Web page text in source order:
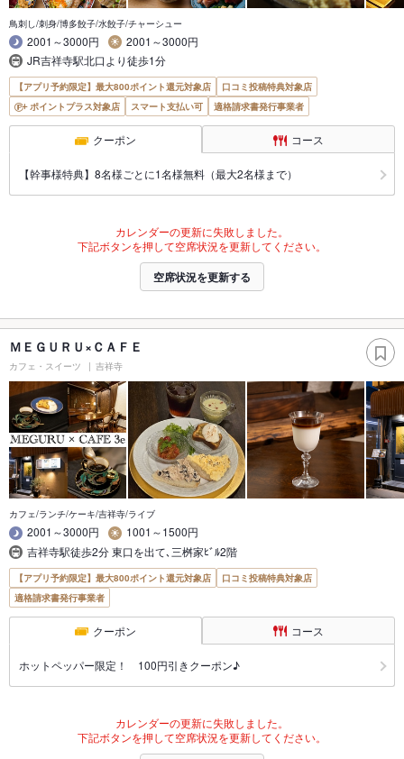
鳥刺し/刺身/博多餃子/水餃子/チャーシュー
2001～3000円
2001～3000円
JR吉祥寺駅北口より徒歩1分
【アプリ予約限定】最大800ポイント還元対象店
口コミ投稿特典対象店
ポイントプラス対象店
スマート支払い可 適格請求書発行事業者
クーポン コース
【幹事様特典】8名様ごとに1名様無料（最大2名様まで）
カレンダーの更新に失敗しました。
下記ボタンを押して空席状況を更新してください。
空席状況を更新する
ＭＥＧＵＲＵ×ＣＡＦＥ
カフェ・スイーツ 吉祥寺
カフェ/ランチ/ケーキ/吉祥寺/ライブ
2001～3000円
1001～1500円
吉祥寺駅徒歩2分 東口を出て､三桝家ﾋﾞﾙ2階
【アプリ予約限定】最大800ポイント還元対象店
口コミ投稿特典対象店
適格請求書発行事業者
クーポン コース
ホットペッパー限定！ 100円引きクーポン♪
カレンダーの更新に失敗しました。
下記ボタンを押して空席状況を更新してください。